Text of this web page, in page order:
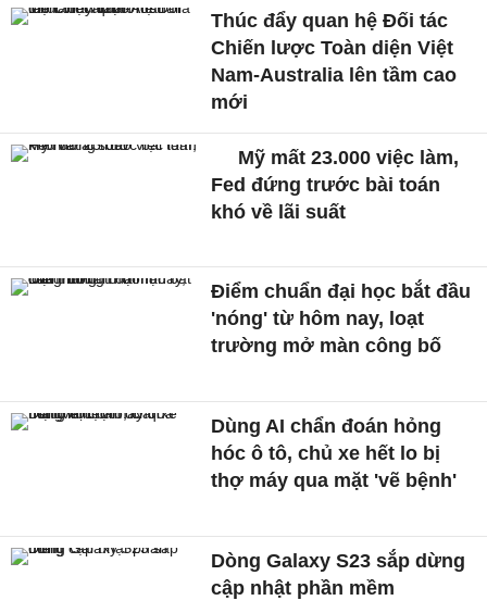
Thúc đẩy quan hệ Đối tác
Chiến lược Toàn diện Việt
Nam-Australia lên tầm cao
mới
Mỹ mất 23.000 việc làm,
Fed đứng trước bài toán
khó về lãi suất
Điểm chuẩn đại học bắt đầu
'nóng' từ hôm nay, loạt
trường mở màn công bố
Dùng AI chẩn đoán hỏng
hóc ô tô, chủ xe hết lo bị
thợ máy qua mặt 'vẽ bệnh'
Dòng Galaxy S23 sắp dừng
cập nhật phần mềm